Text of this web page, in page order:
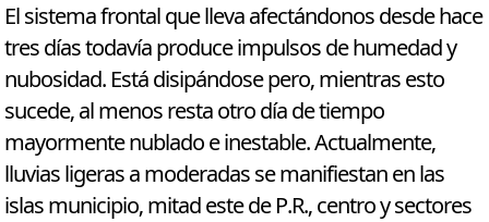
El sistema frontal que lleva afectándonos desde hace
tres días todavía produce impulsos de humedad y
nubosidad. Está disipándose pero, mientras esto
sucede, al menos resta otro día de tiempo
mayormente nublado e inestable. Actualmente,
lluvias ligeras a moderadas se manifiestan en las
islas municipio, mitad este de P.R., centro y sectores